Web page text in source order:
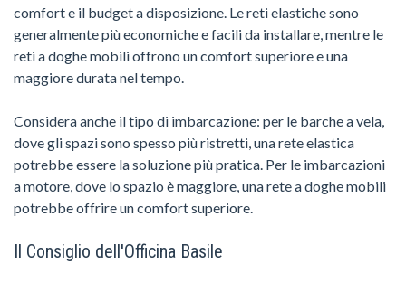
comfort e il budget a disposizione. Le reti elastiche sono
generalmente più economiche e facili da installare, mentre le
reti a doghe mobili offrono un comfort superiore e una
maggiore durata nel tempo.
Considera anche il tipo di imbarcazione: per le barche a vela,
dove gli spazi sono spesso più ristretti, una rete elastica
potrebbe essere la soluzione più pratica. Per le imbarcazioni
a motore, dove lo spazio è maggiore, una rete a doghe mobili
potrebbe offrire un comfort superiore.
Il Consiglio dell'Officina Basile